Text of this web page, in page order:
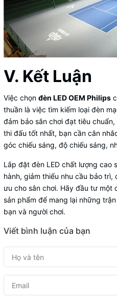
V. Kết Luận
Việc chọn đèn LED OEM Philips
thuần là việc tìm kiếm loại đèn
đảm bảo sân chơi đạt tiêu
thi đấu tốt nhất, bạn cần cân
góc chiếu sáng, độ chiếu sáng,
Lắp đặt đèn LED chất lượng cao
hành, giảm thiểu nhu cầu bảo
ưu cho sân chơi. Hãy đầu tư một
sản phẩm để mang lại những
bạn và người chơi.
Viết bình luận của bạn